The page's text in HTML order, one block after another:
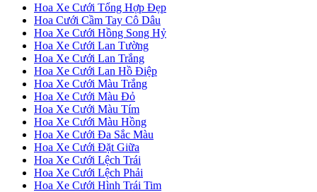
Hoa Xe Cưới Tổng Hợp Đẹp
Hoa Cưới Cầm Tay Cô Dâu
Hoa Xe Cưới Hồng Song Hỷ
Hoa Xe Cưới Lan Tường
Hoa Xe Cưới Lan Trắng
Hoa Xe Cưới Lan Hồ Điệp
Hoa Xe Cưới Màu Trắng
Hoa Xe Cưới Màu Đỏ
Hoa Xe Cưới Màu Tím
Hoa Xe Cưới Màu Hồng
Hoa Xe Cưới Đa Sắc Màu
Hoa Xe Cưới Đặt Giữa
Hoa Xe Cưới Lệch Trái
Hoa Xe Cưới Lệch Phải
Hoa Xe Cưới Hình Trái Tim